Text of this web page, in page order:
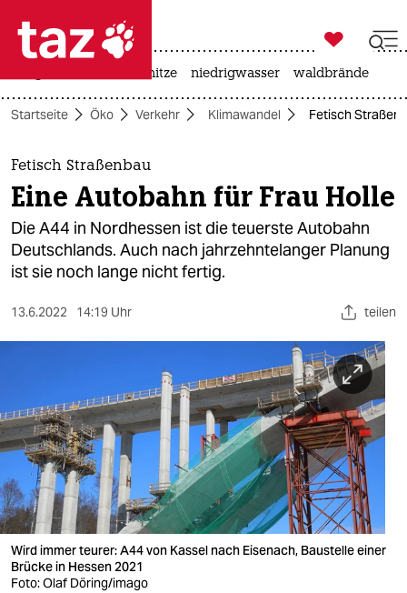
 taz zahl ich
taz zahl ich
themen
politik
öko
berlin
nord
wahrheit
verlag
verlag

taz zahl ich
hitze niedrigwasser waldbrände
Startseite Öko Verkehr Klimawandel Fetisch
Fetisch Straßenbau
Eine Autobahn für Frau Holle
Die A44 in Nordhessen ist die teuerste Autobahn
Deutschlands. Auch nach jahrzehntelanger Planung
ist sie noch lange nicht fertig.
13.6.2022 14:19 Uhr teilen
Wird immer teurer: A44 von Kassel nach Eisenach, Baustelle einer
Brücke in Hessen 2021
Foto: Olaf Döring/imago